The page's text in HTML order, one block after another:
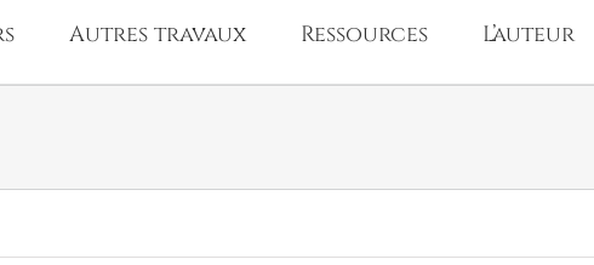
Autres travaux Ressources L’auteur